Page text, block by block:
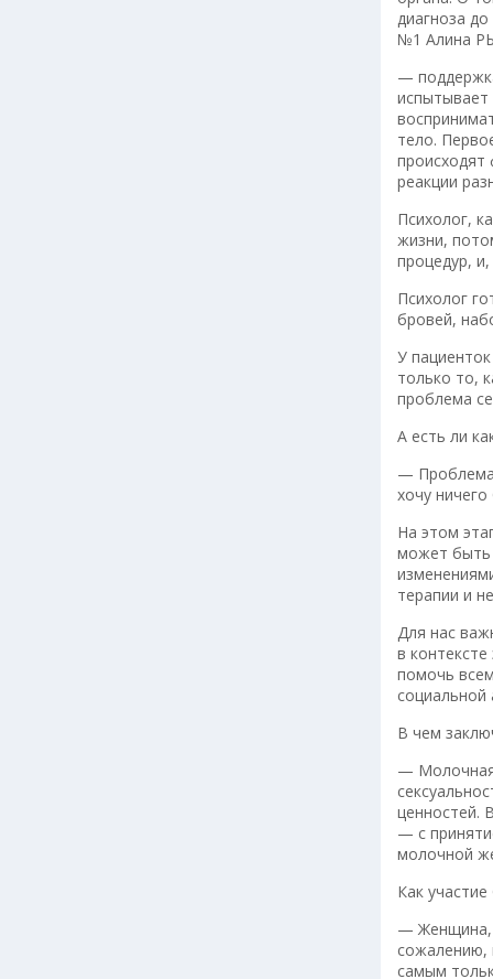
диагноза
№1 Алина
—
тело.
происходят
реакции
Психолог,
жизни,
процедур,
Психолог
бровей,
У
только то,
проблема
А есть ли
— Проблема
хочу
На этом
может быть
терапии и
Для нас
в
помочь
социальной
В чем
— Молочная
ценностей.
— с
молочной
Как
— Женщина,
сожалению,
самым